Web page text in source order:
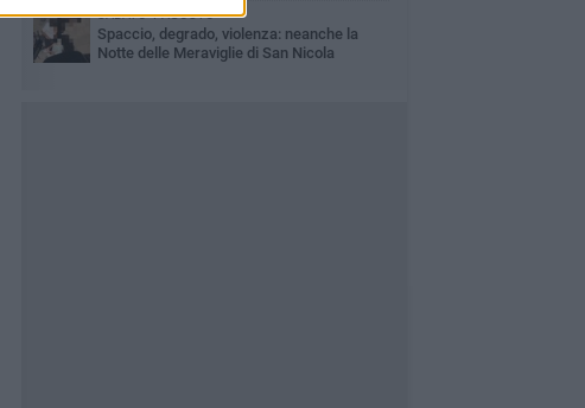
SABATO 1 AGOSTO
Spaccio, degrado, violenza: neanche la
Notte delle Meraviglie di San Nicola